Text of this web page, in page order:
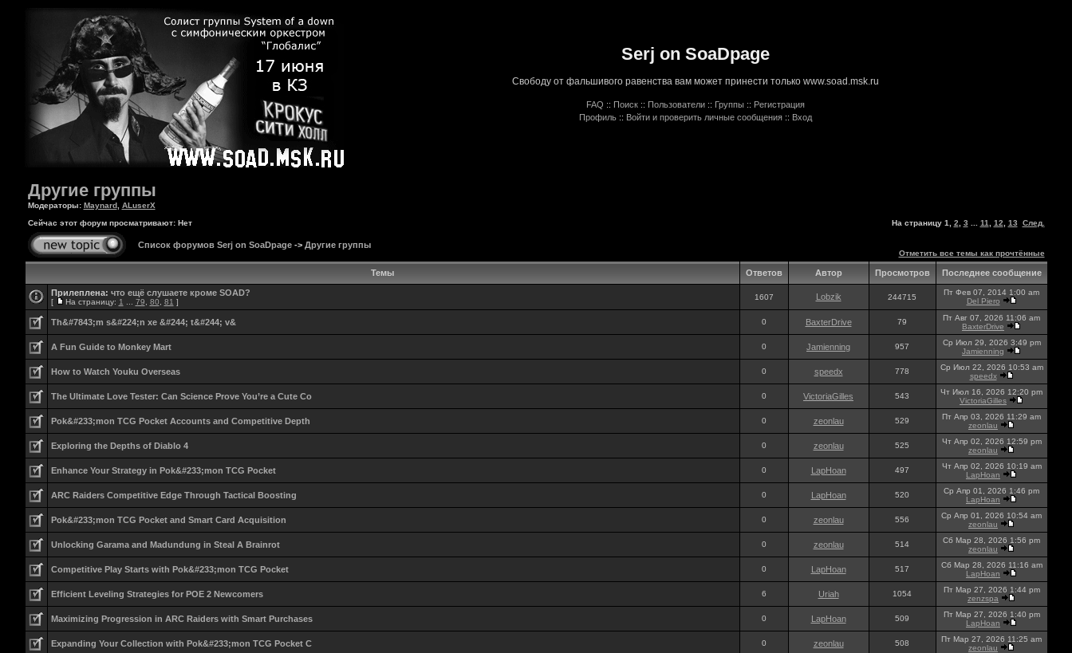
Serj on SoaDpage
Свободу от фальшивого равенства вам может принести только www.soad.msk.ru
FAQ :: Поиск :: Пользователи :: Группы :: Регистрация
Профиль :: Войти и проверить личные сообщения :: Вход
Другие группы
Модераторы: Maynard, ALuserX
Сейчас этот форум просматривают: Нет
На страницу 1 2 3 11 12 13 След.
Список форумов Serj on SoaDpage-> Другие группы
Отметить все темы как прочтённые
Темы Ответов Автор Просмотров Последнее сообщение
Прилеплена: что ещё слушаете кроме SOAD?
[ На страницу: 1 79 80 81 ]
1607 Lobzik 244715
Пт Фев 07, 2014 1:00 am
Del Piero
Th&#7843;m s&#224;n xe &#244; t&#244; v& 0 BaxterDrive 79
Пт Авг 07, 2026 11:06 am
BaxterDrive
A Fun Guide to Monkey Mart 0 Jamienning 957
Ср Июл 29, 2026 3:49 pm
Jamienning
How to Watch Youku Overseas 0 speedx 778
Ср Июл 22, 2026 10:53 am
speedx
The Ultimate Love Tester: Can Science Prove You’re a Cute Co 0 VictoriaGilles 543
Чт Июл 16, 2026 12:20 pm
VictoriaGilles
Pok&#233;mon TCG Pocket Accounts and Competitive Depth 0 zeonlau 529
Пт Апр 03, 2026 11:29 am
zeonlau
Exploring the Depths of Diablo 4 0 zeonlau 525
Чт Апр 02, 2026 12:59 pm
zeonlau
Enhance Your Strategy in Pok&#233;mon TCG Pocket 0 LapHoan 497
Чт Апр 02, 2026 10:19 am
LapHoan
ARC Raiders Competitive Edge Through Tactical Boosting 0 LapHoan 520
Ср Апр 01, 2026 1:46 pm
LapHoan
Pok&#233;mon TCG Pocket and Smart Card Acquisition 0 zeonlau 556
Ср Апр 01, 2026 10:54 am
zeonlau
Unlocking Garama and Madundung in Steal A Brainrot 0 zeonlau 514
Сб Мар 28, 2026 1:56 pm
zeonlau
Competitive Play Starts with Pok&#233;mon TCG Pocket 0 LapHoan 517
Сб Мар 28, 2026 11:16 am
LapHoan
Efficient Leveling Strategies for POE 2 Newcomers 6 Uriah 1054
Пт Мар 27, 2026 1:44 pm
zenzspa
Maximizing Progression in ARC Raiders with Smart Purchases 0 LapHoan 509
Пт Мар 27, 2026 1:40 pm
LapHoan
Expanding Your Collection with Pok&#233;mon TCG Pocket C 0 zeonlau 508
Пт Мар 27, 2026 11:25 am
zeonlau